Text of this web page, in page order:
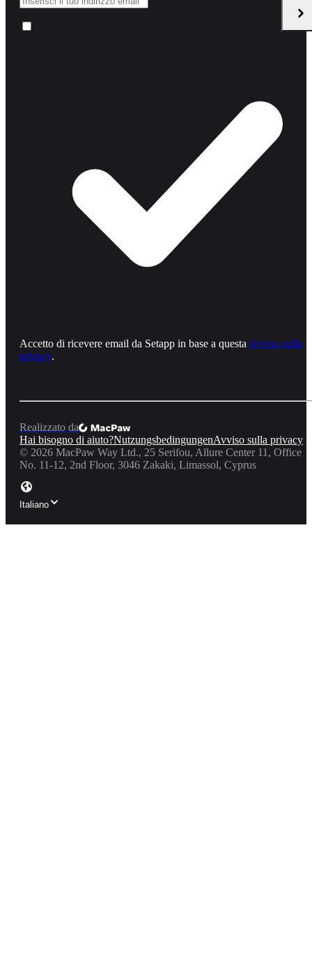
Accetto di ricevere email da Setapp in base a questa Avviso sulla
privacy.
Realizzato da
Hai bisogno di aiuto?NutzungsbedingungenAvviso sulla privacy
© 2026 MacPaw Way Ltd., 25 Serifou, Allure Center 11, Office
No. 11-12, 2nd Floor, 3046 Zakaki, Limassol, Cyprus
Italiano